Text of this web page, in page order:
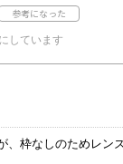
しています
、枠なしのためレン